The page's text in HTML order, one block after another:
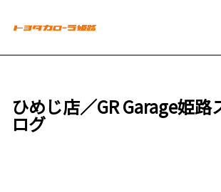
ひめじ店／GR Garage姫路
ログ